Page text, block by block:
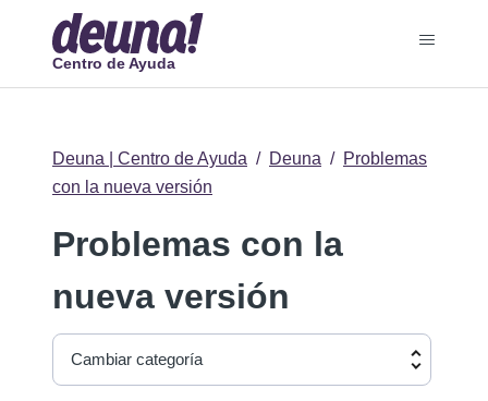
Centro de Ayuda
Deuna | Centro de Ayuda Deuna
Problemas
con la nueva versión
Problemas con la
nueva versión
Cambiar categoría